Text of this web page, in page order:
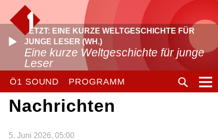
JETZT: EINE KURZE WELTGESCHICHTE FÜR
JUNGE LESER (WH.)
Eine kurze Weltgeschichte für junge
Leser
Ö1 SOUND PROGRAMM
Nachrichten
5. Juni 2026, 05:00